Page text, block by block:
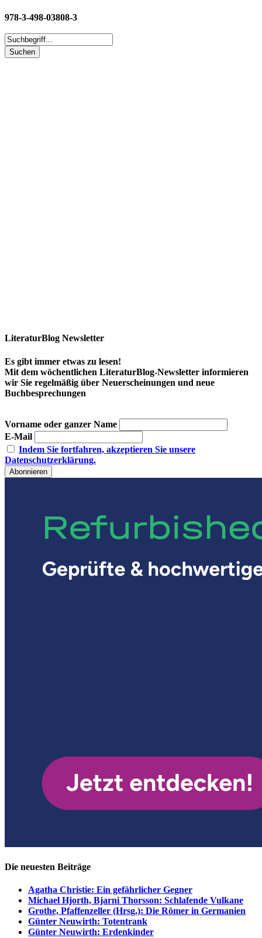
978-3-498-03808-3
LiteraturBlog Newsletter
Es gibt immer etwas zu lesen!
Mit dem wöchentlichen LiteraturBlog-Newsletter informieren
wir Sie regelmäßig über Neuerscheinungen und neue
Buchbesprechungen
Vorname oder ganzer Name
E-Mail
Indem Sie fortfahren, akzeptieren Sie unsere
Datenschutzerklärung.
Die neuesten Beiträge
Agatha Christie: Ein gefährlicher Gegner
Michael Hjorth, Bjarni Thorsson: Schlafende Vulkane
Grothe, Pfaffenzeller (Hrsg.): Die Römer in Germanien
Günter Neuwirth: Totentrank
Günter Neuwirth: Erdenkinder